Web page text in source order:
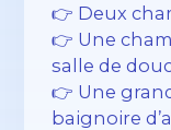
👉 Deux
👉 Une
salle de
👉 Une
baignoire